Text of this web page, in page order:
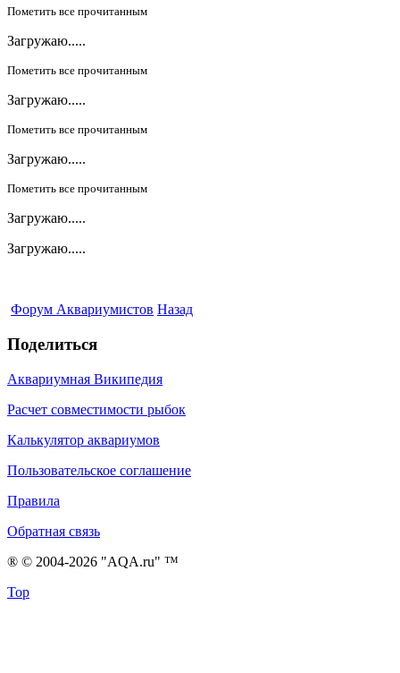
Пометить все прочитанным
Загружаю.....
Пометить все прочитанным
Загружаю.....
Пометить все прочитанным
Загружаю.....
Пометить все прочитанным
Загружаю.....
Загружаю.....
Форум Аквариумистов Назад
Поделиться
Аквариумная Википедия
Расчет совместимости рыбок
Калькулятор аквариумов
Пользовательское соглашение
Правила
Обратная связь
® © 2004-2026 "AQA.ru" ™
Top